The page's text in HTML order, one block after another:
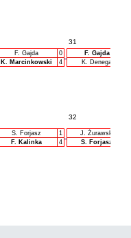
31
F. Gajda
0
K. Marcinkowski
4
F. Gajda
K. Denega
32
S. Forjasz
1
F. Kalinka
4
J. Żurawski
S. Forjasz